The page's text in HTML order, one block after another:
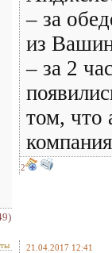
– за
из
– за 2
том, что
2
21.04.2017 12:41